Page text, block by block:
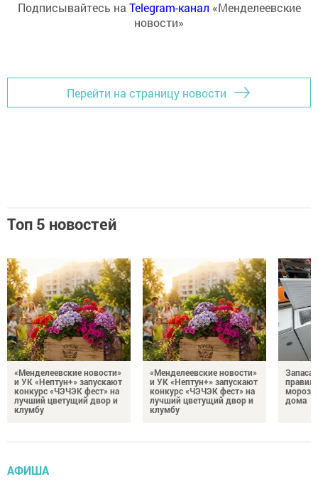
Подписывайтесь на Telegram-канал «Менделеевские
новости»
Перейти на страницу новости
Топ 5 новостей
«Менделеевские новости»
и УК «Нептун+» запускают
конкурс «ЧЭЧЭК фест» на
лучший цветущий двор и
клумбу
«Менделеевские новости»
и УК «Нептун+» запускают
конкурс «ЧЭЧЭК фест» на
лучший цветущий двор и
клумбу
дома
АФИША